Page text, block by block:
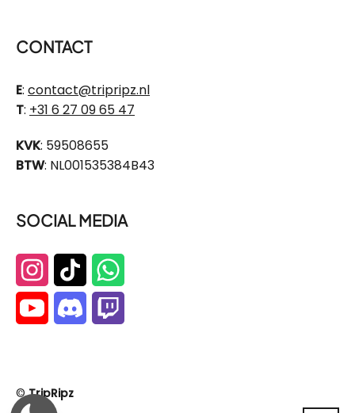
CONTACT
E: contact@tripripz.nl
T: +31 6 27 09 65 47
KVK: 59508655
BTW: NL001535384B43
SOCIAL MEDIA
©TripRipz